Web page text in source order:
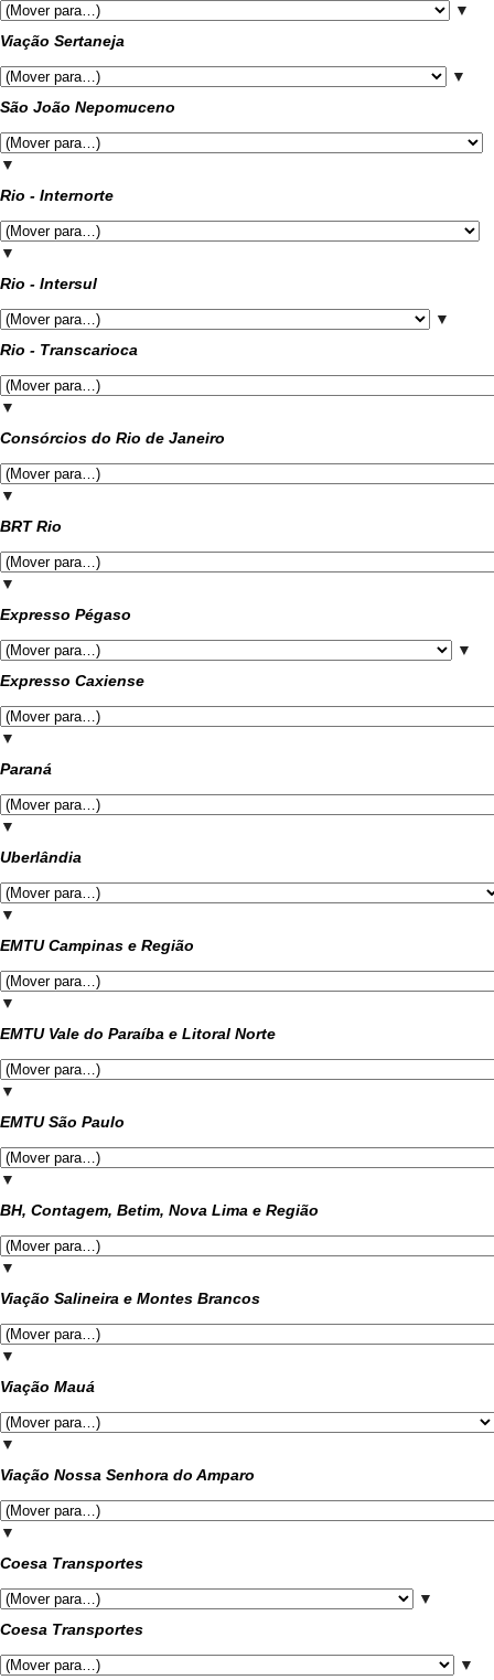
▼
Viação Sertaneja
▼
São João Nepomuceno
▼
Rio - Internorte
▼
Rio - Intersul
▼
Rio - Transcarioca
▼
Consórcios do Rio de Janeiro
▼
BRT Rio
▼
Expresso Pégaso
▼
Expresso Caxiense
▼
Paraná
▼
Uberlândia
▼
EMTU Campinas e Região
▼
EMTU Vale do Paraíba e Litoral Norte
▼
EMTU São Paulo
▼
BH, Contagem, Betim, Nova Lima e Região
▼
Viação Salineira e Montes Brancos
▼
Viação Mauá
▼
Viação Nossa Senhora do Amparo
▼
Coesa Transportes
▼
Coesa Transportes
▼